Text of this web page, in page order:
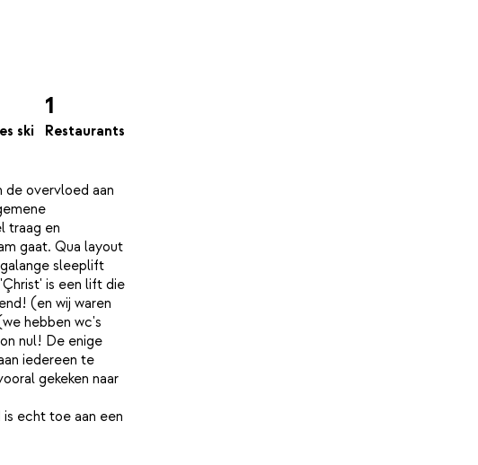
ski
1
Restaurants
de overvloed aan
traag en
gaat. Qua layout
sleeplift
is een lift die
(en wij waren
hebben wc's
nul! De enige
iedereen te
gekeken naar
is echt toe aan een